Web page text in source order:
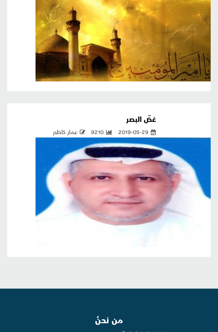
غضّ البصر
2019-05-29
9210 عمار كاظم
من نحنُ